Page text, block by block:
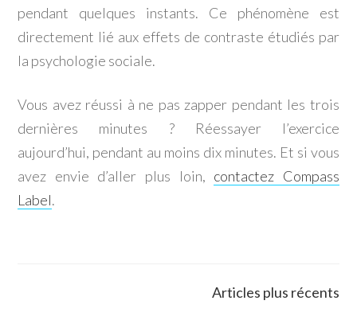
pendant quelques instants. Ce phénomène est
directement lié aux effets de contraste étudiés par
la psychologie sociale.
Vous avez réussi à ne pas zapper pendant les trois
dernières minutes ? Réessayer l’exercice
aujourd’hui, pendant au moins dix minutes. Et si vous
avez envie d’aller plus loin, contactez Compass
Label.
Articles plus récents